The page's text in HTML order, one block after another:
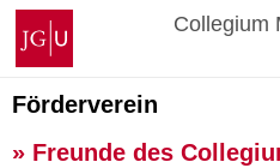
Zum
Inhalt
springen
Johannes
Gutenberg-
Universität
Mainz
Collegium
Förderverein
» Freunde des